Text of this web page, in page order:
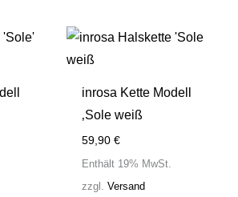
inrosa Kette Modell
‚Sole weiß
59,90€
Enthält 19% MwSt.
zzgl.Versand